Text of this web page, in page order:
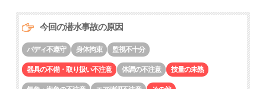
今回の潜水事故の原因
バディ不遵守 身体拘束 監視不十分
器具の不備・取り扱い不注意 体調の不注意 技量の未熟